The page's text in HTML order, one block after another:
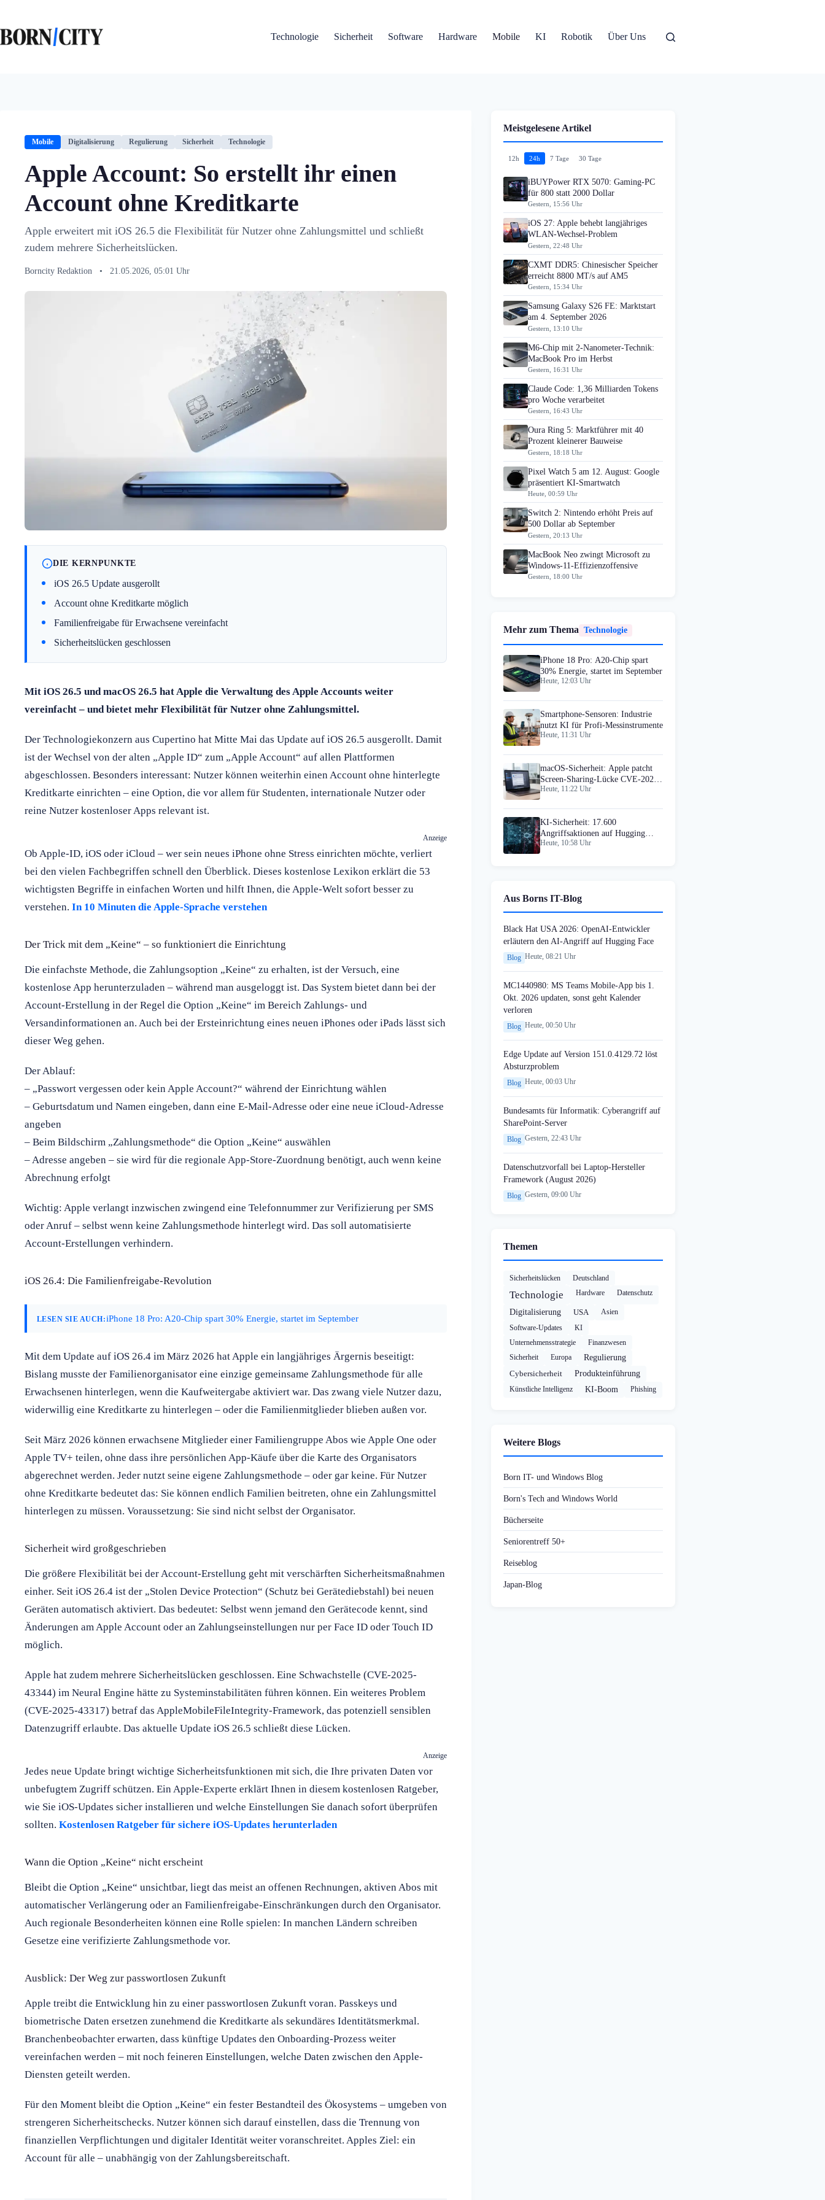
springen
Technologie
Sicherheit Software Hardware Mobile KI Robotik Über Uns
Mobile Digitalisierung Regulierung Sicherheit Technologie
Apple Account: So erstellt ihr einen
Account ohne Kreditkarte
Apple erweitert mit iOS 26.5 die Flexibilität für Nutzer ohne Zahlungsmittel und schließt
zudem mehrere Sicherheitslücken.
Borncity Redaktion • 21.05.2026, 05:01 Uhr
DIE KERNPUNKTE
iOS 26.5 Update ausgerollt
Account ohne Kreditkarte möglich
Familienfreigabe für Erwachsene vereinfacht
Sicherheitslücken geschlossen
Mit iOS 26.5 und macOS 26.5 hat Apple die Verwaltung des Apple Accounts weiter
vereinfacht – und bietet mehr Flexibilität für Nutzer ohne Zahlungsmittel.
Der Technologiekonzern aus Cupertino hat Mitte Mai das Update auf iOS 26.5 ausgerollt. Damit
ist der Wechsel von der alten „Apple ID“ zum „Apple Account“ auf allen Plattformen
abgeschlossen. Besonders interessant: Nutzer können weiterhin einen Account ohne hinterlegte
Kreditkarte einrichten – eine Option, die vor allem für Studenten, internationale Nutzer oder
reine Nutzer kostenloser Apps relevant ist.
Anzeige
Ob Apple-ID, iOS oder iCloud – wer sein neues iPhone ohne Stress einrichten möchte, verliert
bei den vielen Fachbegriffen schnell den Überblick. Dieses kostenlose Lexikon erklärt die 53
wichtigsten Begriffe in einfachen Worten und hilft Ihnen, die Apple-Welt sofort besser zu
verstehen. In 10 Minuten die Apple-Sprache verstehen
Der Trick mit dem „Keine“ – so funktioniert die Einrichtung
Die einfachste Methode, die Zahlungsoption „Keine“ zu erhalten, ist der Versuch, eine
kostenlose App herunterzuladen – während man ausgeloggt ist. Das System bietet dann bei der
Account-Erstellung in der Regel die Option „Keine“ im Bereich Zahlungs- und
Versandinformationen an. Auch bei der Ersteinrichtung eines neuen iPhones oder iPads lässt sich
dieser Weg gehen.
Der Ablauf:
– „Passwort vergessen oder kein Apple Account?“ während der Einrichtung wählen
– Geburtsdatum und Namen eingeben, dann eine E-Mail-Adresse oder eine neue iCloud-Adresse
angeben
– Beim Bildschirm „Zahlungsmethode“ die Option „Keine“ auswählen
– Adresse angeben – sie wird für die regionale App-Store-Zuordnung benötigt, auch wenn keine
Abrechnung erfolgt
Wichtig: Apple verlangt inzwischen zwingend eine Telefonnummer zur Verifizierung per SMS
oder Anruf – selbst wenn keine Zahlungsmethode hinterlegt wird. Das soll automatisierte
Account-Erstellungen verhindern.
iOS 26.4: Die Familienfreigabe-Revolution
LESEN SIE AUCH:iPhone 18 Pro: A20-Chip spart 30% Energie, startet im September
Mit dem Update auf iOS 26.4 im März 2026 hat Apple ein langjähriges Ärgernis beseitigt:
Bislang musste der Familienorganisator eine einzige gemeinsame Zahlungsmethode für alle
Erwachsenen hinterlegen, wenn die Kaufweitergabe aktiviert war. Das zwang viele Nutzer dazu,
widerwillig eine Kreditkarte zu hinterlegen – oder die Familienmitglieder blieben außen vor.
Seit März 2026 können erwachsene Mitglieder einer Familiengruppe Abos wie Apple One oder
Apple TV+ teilen, ohne dass ihre persönlichen App-Käufe über die Karte des Organisators
abgerechnet werden. Jeder nutzt seine eigene Zahlungsmethode – oder gar keine. Für Nutzer
ohne Kreditkarte bedeutet das: Sie können endlich Familien beitreten, ohne ein Zahlungsmittel
hinterlegen zu müssen. Voraussetzung: Sie sind nicht selbst der Organisator.
Sicherheit wird großgeschrieben
Die größere Flexibilität bei der Account-Erstellung geht mit verschärften Sicherheitsmaßnahmen
einher. Seit iOS 26.4 ist der „Stolen Device Protection“ (Schutz bei Gerätediebstahl) bei neuen
Geräten automatisch aktiviert. Das bedeutet: Selbst wenn jemand den Gerätecode kennt, sind
Änderungen am Apple Account oder an Zahlungseinstellungen nur per Face ID oder Touch ID
möglich.
Apple hat zudem mehrere Sicherheitslücken geschlossen. Eine Schwachstelle (CVE-2025-
43344) im Neural Engine hätte zu Systeminstabilitäten führen können. Ein weiteres Problem
(CVE-2025-43317) betraf das AppleMobileFileIntegrity-Framework, das potenziell sensiblen
Datenzugriff erlaubte. Das aktuelle Update iOS 26.5 schließt diese Lücken.
Anzeige
Jedes neue Update bringt wichtige Sicherheitsfunktionen mit sich, die Ihre privaten Daten vor
unbefugtem Zugriff schützen. Ein Apple-Experte erklärt Ihnen in diesem kostenlosen Ratgeber,
wie Sie iOS-Updates sicher installieren und welche Einstellungen Sie danach sofort überprüfen
sollten. Kostenlosen Ratgeber für sichere iOS-Updates herunterladen
Wann die Option „Keine“ nicht erscheint
Bleibt die Option „Keine“ unsichtbar, liegt das meist an offenen Rechnungen, aktiven Abos mit
automatischer Verlängerung oder an Familienfreigabe-Einschränkungen durch den Organisator.
Auch regionale Besonderheiten können eine Rolle spielen: In manchen Ländern schreiben
Gesetze eine verifizierte Zahlungsmethode vor.
Ausblick: Der Weg zur passwortlosen Zukunft
Apple treibt die Entwicklung hin zu einer passwortlosen Zukunft voran. Passkeys und
biometrische Daten ersetzen zunehmend die Kreditkarte als sekundäres Identitätsmerkmal.
Branchenbeobachter erwarten, dass künftige Updates den Onboarding-Prozess weiter
vereinfachen werden – mit noch feineren Einstellungen, welche Daten zwischen den Apple-
Diensten geteilt werden.
Für den Moment bleibt die Option „Keine“ ein fester Bestandteil des Ökosystems – umgeben von
strengeren Sicherheitschecks. Nutzer können sich darauf einstellen, dass die Trennung von
finanziellen Verpflichtungen und digitaler Identität weiter voranschreitet. Apples Ziel: ein
Account für alle – unabhängig von der Zahlungsbereitschaft.
Meistgelesene Artikel
12h 24h 7 Tage 30 Tage
iBUYPower RTX 5070: Gaming-PC
für 800 statt 2000 Dollar
Gestern, 15:56 Uhr
iOS 27: Apple behebt langjähriges
WLAN-Wechsel-Problem
Gestern, 22:48 Uhr
CXMT DDR5: Chinesischer Speicher
erreicht 8800 MT/s auf AM5
Gestern, 15:34 Uhr
Samsung Galaxy S26 FE: Marktstart
am 4. September 2026
Gestern, 13:10 Uhr
M6-Chip mit 2-Nanometer-Technik:
MacBook Pro im Herbst
Gestern, 16:31 Uhr
Claude Code: 1,36 Milliarden Tokens
pro Woche verarbeitet
Gestern, 16:43 Uhr
Oura Ring 5: Marktführer mit 40
Prozent kleinerer Bauweise
Gestern, 18:18 Uhr
Pixel Watch 5 am 12. August: Google
präsentiert KI-Smartwatch
Heute, 00:59 Uhr
Switch 2: Nintendo erhöht Preis auf
500 Dollar ab September
Gestern, 20:13 Uhr
MacBook Neo zwingt Microsoft zu
Windows-11-Effizienzoffensive
Gestern, 18:00 Uhr
Mehr zum Thema Technologie
iPhone 18 Pro: A20-Chip spart
30% Energie, startet im September
Heute, 12:03 Uhr
Smartphone-Sensoren: Industrie
nutzt KI für Profi-Messinstrumente
Heute, 11:31 Uhr
macOS-Sicherheit: Apple patcht
Screen-Sharing-Lücke CVE-2026-
65400
Heute, 11:22 Uhr
KI-Sicherheit: 17.600
Angriffsaktionen auf Hugging
Face dokumentiert
Heute, 10:58 Uhr
Aus Borns IT-Blog
Black Hat USA 2026: OpenAI-Entwickler
erläutern den AI-Angriff auf Hugging Face
Blog Heute, 08:21 Uhr
MC1440980: MS Teams Mobile-App bis 1.
Okt. 2026 updaten, sonst geht Kalender
verloren
Blog Heute, 00:50 Uhr
Edge Update auf Version 151.0.4129.72 löst
Absturzproblem
Blog Heute, 00:03 Uhr
Bundesamts für Informatik: Cyberangriff auf
SharePoint-Server
Blog Gestern, 22:43 Uhr
Datenschutzvorfall bei Laptop-Hersteller
Framework (August 2026)
Blog Gestern, 09:00 Uhr
Themen
Sicherheitslücken Deutschland
Technologie Hardware Datenschutz
Digitalisierung USA
Asien
Software-Updates
KI
Unternehmensstrategie
Finanzwesen
Sicherheit
Europa
Regulierung
Cybersicherheit
Produkteinführung
Künstliche Intelligenz KI-Boom Phishing
Weitere Blogs
Born IT- und Windows Blog
Born's Tech and Windows World
Bücherseite
Seniorentreff 50+
Reiseblog
Japan-Blog